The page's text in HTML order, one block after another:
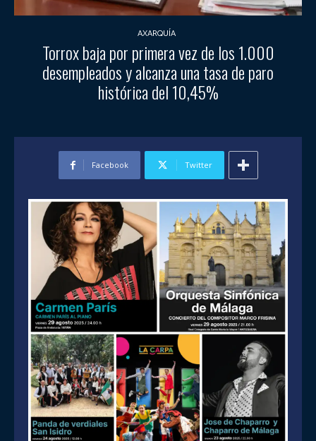
AXARQUÍA
Torrox baja por primera vez de los 1.000
desempleados y alcanza una tasa de paro
histórica del 10,45%
Facebook Twitter